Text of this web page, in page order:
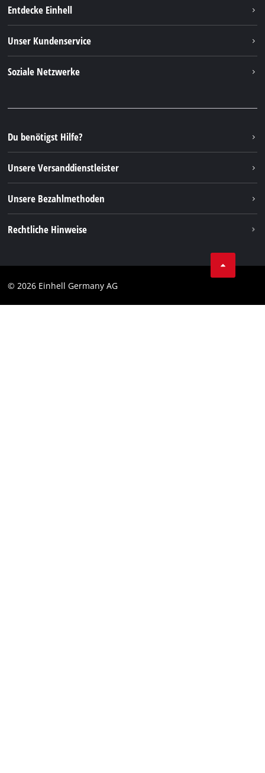
Entdecke Einhell
Nachhaltigkeit
Unser Kundenservice
FAQs
Rücksendungen / Widerruf
Verpackungsrichtlinien
Hinweise zur Batterieentsorgung
Vertrag widerrufen
Soziale Netzwerke
Instagram
TikTok
Pinterest
Linkedin
Du benötigst Hilfe?
Unsere Versanddienstleister
Unsere Bezahlmethoden
Rechtliche Hinweise
Impressum
© 2026 Einhell Germany AG